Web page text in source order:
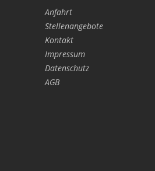
Anfahrt
Stellenangebote
Kontakt
Impressum
Datenschutz
AGB